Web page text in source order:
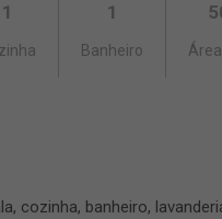
1 1
Banheiro
cozinha, banheiro,